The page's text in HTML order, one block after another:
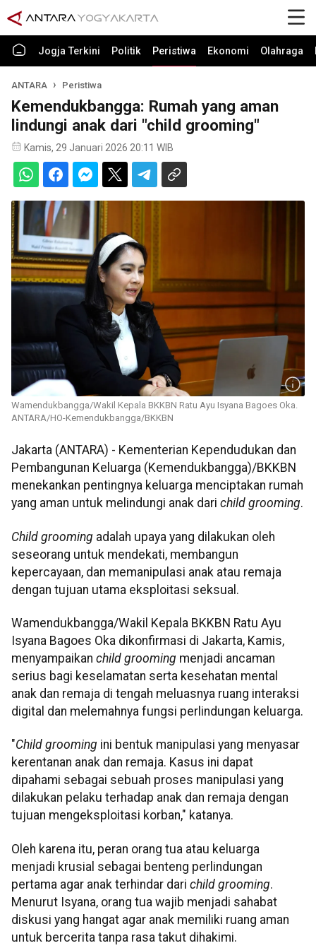
Jogja Terkini Politik Peristiwa Ekonomi Olahraga
ANTARA Peristiwa
Kemendukbangga: Rumah yang aman
lindungi anak dari "child grooming"
Kamis, 29 Januari 2026 20:11 WIB
Wamendukbangga/Wakil Kepala BKKBN Ratu Ayu Isyana Bagoes Oka.
ANTARA/HO-Kemendukbangga/BKKBN
Jakarta (ANTARA) - Kementerian Kependudukan dan
Pembangunan Keluarga (Kemendukbangga)/BKKBN
menekankan pentingnya keluarga menciptakan rumah
yang aman untuk melindungi anak dari child grooming.
Child grooming adalah upaya yang dilakukan oleh
seseorang untuk mendekati, membangun
kepercayaan, dan memanipulasi anak atau remaja
dengan tujuan utama eksploitasi seksual.
Wamendukbangga/Wakil Kepala BKKBN Ratu Ayu
Isyana Bagoes Oka dikonfirmasi di Jakarta, Kamis,
menyampaikan child grooming menjadi ancaman
serius bagi keselamatan serta kesehatan mental
anak dan remaja di tengah meluasnya ruang interaksi
digital dan melemahnya fungsi perlindungan keluarga.
"Child grooming ini bentuk manipulasi yang menyasar
kerentanan anak dan remaja. Kasus ini dapat
dipahami sebagai sebuah proses manipulasi yang
dilakukan pelaku terhadap anak dan remaja dengan
tujuan mengeksploitasi korban," katanya.
Oleh karena itu, peran orang tua atau keluarga
menjadi krusial sebagai benteng perlindungan
pertama agar anak terhindar dari child grooming.
Menurut Isyana, orang tua wajib menjadi sahabat
diskusi yang hangat agar anak memiliki ruang aman
untuk bercerita tanpa rasa takut dihakimi.